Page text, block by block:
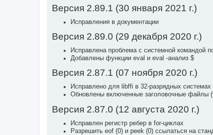
Версия 2.89.1 (30 января 2021 г.)
Исправления в документации
Версия 2.89.0 (29 декабря 2020 г.)
Исправлена проблема с системной командой
Добавлены функции eval и eval -анализ $
Версия 2.87.1 (07 ноября 2020 г.)
Исправлено для libffi в 32-разрядных системах
Обновлены включенные заголовочные файлы
Версия 2.87.0 (12 августа 2020 г.)
Исправлен регистр ребер в for-циклах
Разрешить eof (0) и peek (0) ссылаться на